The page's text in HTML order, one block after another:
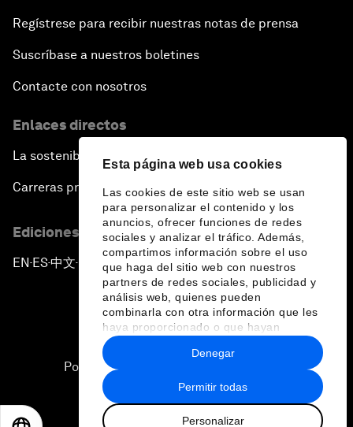
Esta página web usa cookies
Las cookies de este sitio web se usan
para personalizar el contenido y los
anuncios, ofrecer funciones de redes
sociales y analizar el tráfico. Además,
compartimos información sobre el uso
que haga del sitio web con nuestros
partners de redes sociales, publicidad y
análisis web, quienes pueden
combinarla con otra información que les
haya proporcionado o que hayan
recopilado a partir del uso que haya
hecho de sus servicios.
Permitir todas
Personalizar
Denegar
Regístrese para recibir nuestras notas de prensa
Suscríbase a nuestros boletines
Contacte con nosotros
Enlaces directos
La sostenibilidad en el Foro
Carreras profesionales
Ediciones en otros idiomas
EN ▪ES▪中文▪ 日本語
Política de privacidad y normas de uso
Sitemap